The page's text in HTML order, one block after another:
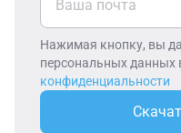
Нажимая кнопку, вы
персональных данных
конфиденциальности